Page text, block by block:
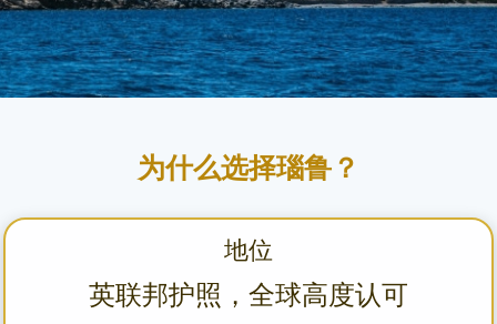
为什么选择瑙鲁？
地位
英联邦护照，全球高度认可